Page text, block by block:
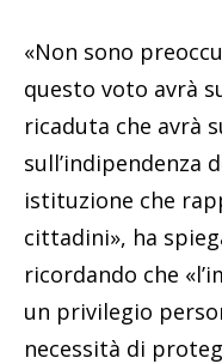
«Non sono
questo voto avrà
ricaduta che avrà
sull’indipendenza
istituzione che
cittadini», ha
ricordando che
un privilegio
necessità di